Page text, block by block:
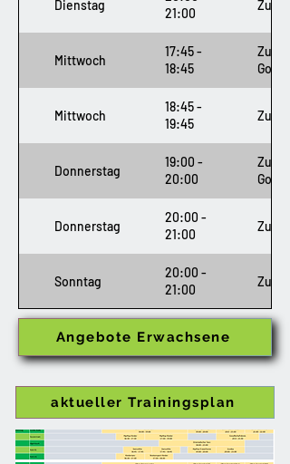
Dienstag
21:00
Zumba
Mittwoch
17:45 -
18:45
Zumba
Gold
Mittwoch
18:45 -
19:45
Zumba
Donnerstag
19:00 -
20:00
Zumba
Gold
Donnerstag
20:00 -
21:00
Zumba
Sonntag
20:00 -
21:00
Zumba
Angebote Erwachsene
aktueller Trainingsplan